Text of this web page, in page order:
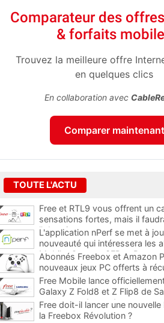
Comparateur des
& forfaits
Trouvez la meilleure offre
en quelques clics
En collaboration avec
Comparer maintenant
TOUTE L'ACTU
Free et RTL9 vous offrent un
sensations fortes, mais il
l'obtenir
L'application nPerf se met à
nouveauté qui intéressera les
Mobile, Orange, SFR et
Abonnés Freebox et Amazon
nouveaux jeux PC offerts à
Free Mobile lance
Galaxy Z Fold8 et Z Flip8 de
promos et des cadeaux
Free doit-il lancer une
la Freebox Révolution ?